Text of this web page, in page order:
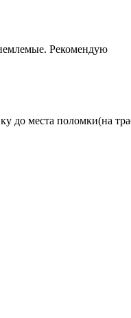
Рекомендую
до места поломки(на